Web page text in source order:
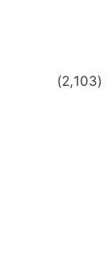
(2,103)